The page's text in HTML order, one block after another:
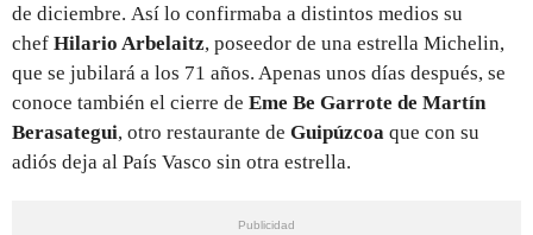
de diciembre. Así lo confirmaba a distintos medios su
chef Hilario Arbelaitz, poseedor de una estrella Michelin,
que se jubilará a los 71 años. Apenas unos días después, se
conoce también el cierre de Eme Be Garrote de Martín
Berasategui, otro restaurante de Guipúzcoa que con su
adiós deja al País Vasco sin otra estrella.